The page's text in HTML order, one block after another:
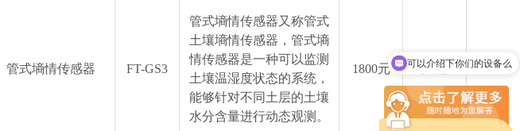
管式墒情传感器 FT-GS3
管式墒情传感器又称管式
土壤墒情传感器，管式墒
情传感器是一种可以监测
土壤温湿度状态的系统，
能够针对不同土层的土壤
水分含量进行动态观测。
1800元 风途
这款设备费用是多少？